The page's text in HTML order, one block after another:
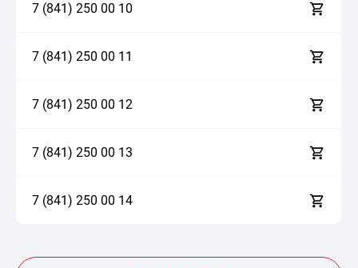
7 (841) 250 00 10
7 (841) 250 00 1 1
7 (841) 250 00 12
7 (841) 250 00 13
7 (841) 250 00 14